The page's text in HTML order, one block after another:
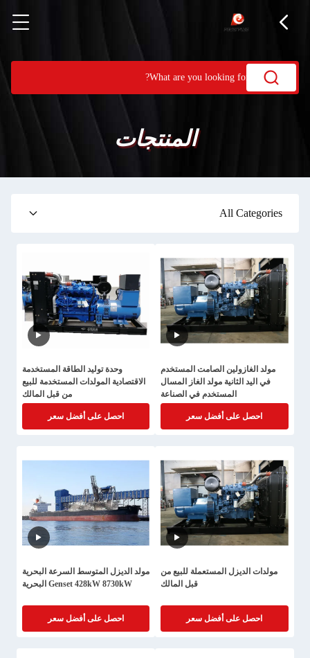
المنتجات
All Categories
مولد الغازولين الصامت المستخدم
في اليد الثانية مولد الغاز المسال
المستخدم في الصناعة
احصل على أفضل سعر
وحدة توليد الطاقة المستخدمة
الاقتصادية المولدات المستخدمة للبيع
من قبل المالك
احصل على أفضل سعر
مولدات الديزل المستعملة للبيع من
قبل المالك
احصل على أفضل سعر
مولد الديزل المتوسط السرعة البحرية
Genset 428kW 8730kW البحرية
احصل على أفضل سعر